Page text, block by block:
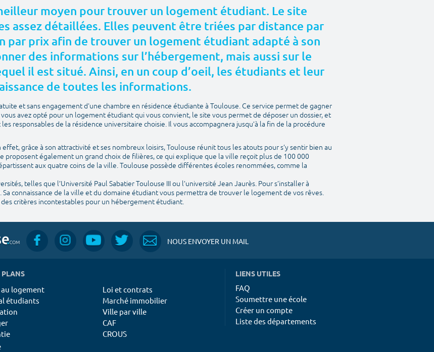
moyen pour trouver un logement étudiant. Le site
assez détaillées. Elles peuvent être triées par distance par
par prix afin de trouver un logement étudiant adapté à son
des informations sur l’hébergement, mais aussi sur le
il est situé. Ainsi, en un coup d’oeil, les étudiants et leur
de toutes les informations.
et sans engagement d'une chambre en résidence étudiante à Toulouse. Ce service permet de gagner
avez opté pour un logement étudiant qui vous convient, le site vous permet de déposer un dossier, et
responsables de la résidence universitaire choisie. Il vous accompagnera jusqu’à la fin de la procédure
effet, grâce à son attractivité et ses nombreux loisirs, Toulouse réunit tous les atouts pour s’y sentir bien au
proposent également un grand choix de filières, ce qui explique que la ville reçoit plus de 100 000
aux quatre coins de la ville. Toulouse possède différentes écoles renommées, comme la
telles que l’Université Paul Sabatier Toulouse III ou l’université Jean Jaurès. Pour s’installer à
connaissance de la ville et du domaine étudiant vous permettra de trouver le logement de vos rêves.
critères incontestables pour un hébergement étudiant.
NOUS ENVOYER UN MAIL
PLANS
logement
étudiants
Loi et contrats
Marché immobilier
Ville par ville
CAF
CROUS
LIENS UTILES
FAQ
Soumettre une école
Créer un compte
Liste des départements